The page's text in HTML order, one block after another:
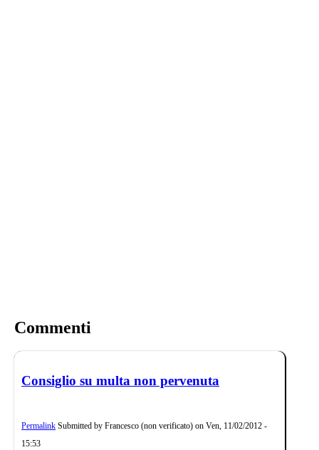
Commenti
Consiglio su multa non pervenuta
Permalink Submitted by Francesco (non verificato) on Ven, 11/02/2012 -
15:53